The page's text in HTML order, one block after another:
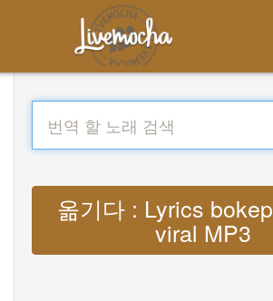
옮기다 : Lyrics
viral MP3